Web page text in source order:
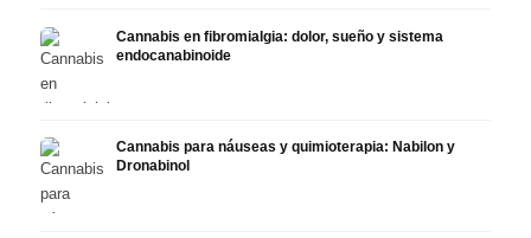
Cannabis en fibromialgia: dolor, sueño y sistema
endocanabinoide
Cannabis para náuseas y quimioterapia: Nabilon y
Dronabinol